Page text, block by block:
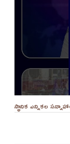
స్థానిక ఎన్నికల